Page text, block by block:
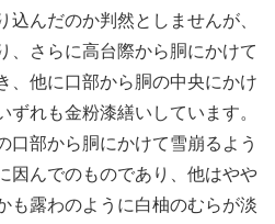
込んだのか判然としませんが、
、さらに高台際から胴にかけて
、他に口部から胴の中央にかけ
ずれも金粉漆繕いしています。
部から胴にかけて雪崩るよう
因んでのものであり、他はやや
も露わのように白柚のむらが淡